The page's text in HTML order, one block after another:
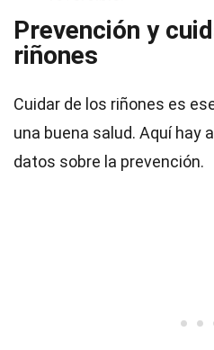
Prevención y
riñones
Cuidar de los riñones es
una buena salud. Aquí hay
datos sobre la prevención.